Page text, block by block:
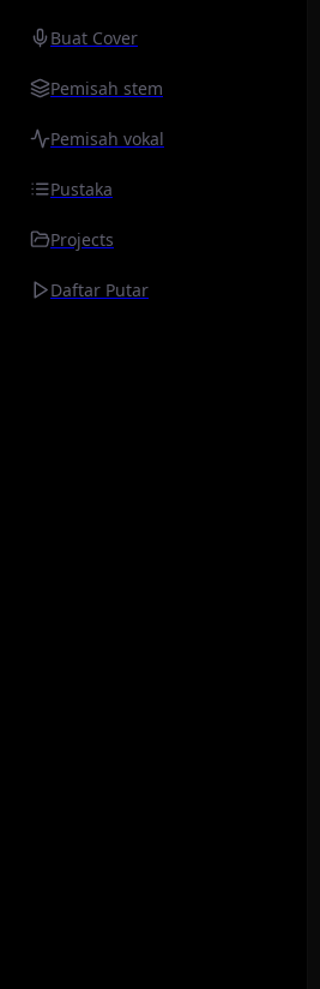
Buat Cover
Pemisah stem
Pemisah vokal
Pustaka
Projects
Daftar Putar